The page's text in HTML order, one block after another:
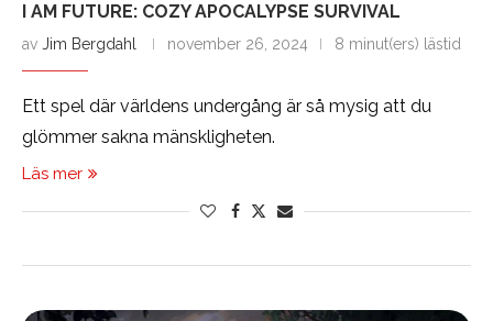
I AM FUTURE: COZY APOCALYPSE SURVIVAL
av Jim Bergdahl november 26, 2024 8 minut(ers) lästid
Ett spel där världens undergång är så mysig att du
glömmer sakna mänskligheten.
Läs mer